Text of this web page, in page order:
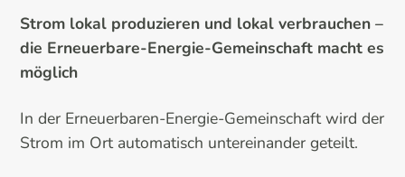
Strom lokal produzieren und lokal verbrauchen –
die Erneuerbare-Energie-Gemeinschaft macht es
möglich
In der Erneuerbaren-Energie-Gemeinschaft wird der
Strom im Ort automatisch untereinander geteilt.